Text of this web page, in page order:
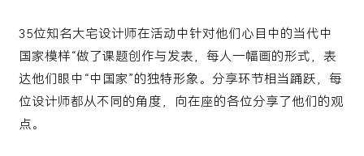
35位知名大宅设计师在活动中针对他们心目中的当代中
国家模样“做了课题创作与发表，每人一幅画的形式，表
达他们眼中“中国家”的独特形象。分享环节相当踊跃，每
位设计师都从不同的角度，向在座的各位分享了他们的观
点。